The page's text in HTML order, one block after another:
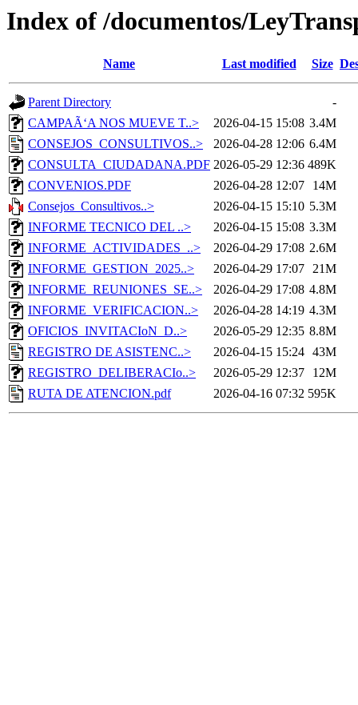
Index of /documentos/
Name Last modified Size
Parent Directory
-
CAMPAÃ‘A NOS MUEVE T..>
2026-04-15 15:08 3.4M
CONSEJOS_CONSULTIVOS..>
2026-04-28 12:06 6.4M
CONSULTA_CIUDADANA.PDF 2026-05-29 12:36 489K
CONVENIOS.PDF
2026-04-28 12:07
14M
Consejos_Consultivos..>
2026-04-15 15:10 5.3M
INFORME TECNICO DEL ..>
2026-04-15 15:08 3.3M
INFORME_ACTIVIDADES_..>
2026-04-29 17:08 2.6M
INFORME_GESTION_2025..>
2026-04-29 17:07 21M
INFORME_REUNIONES_SE..>
2026-04-29 17:08 4.8M
INFORME_VERIFICACION..>
2026-04-28 14:19 4.3M
OFICIOS_INVITACIoN_D..>
2026-05-29 12:35 8.8M
REGISTRO DE ASISTENC..>
2026-04-15 15:24 43M
REGISTRO_DELIBERACIo..>
2026-05-29 12:37
12M
RUTA DE ATENCION.pdf
2026-04-16 07:32 595K